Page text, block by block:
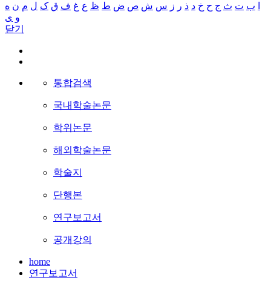
ب ت ث ج ح خ د ذ ر ز س ش ص ض ط ظ ع غ ف ق ک ل م ن ه
و ی
닫기
통합검색
국내학술논문
학위논문
해외학술논문
학술지
단행본
연구보고서
공개강의
home
연구보고서